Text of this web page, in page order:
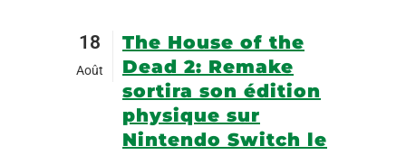
18
Août
The House of the
Dead 2: Remake
sortira son édition
physique sur
Nintendo Switch le